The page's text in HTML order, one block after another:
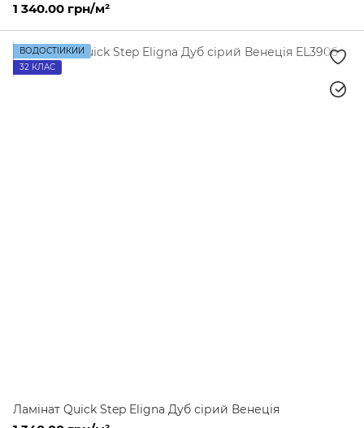
1 340.00 грн/м²
ВОДОСТІЙКИЙ
32 КЛАС
Ламінат Quick Step Eligna Дуб сірий Венеція